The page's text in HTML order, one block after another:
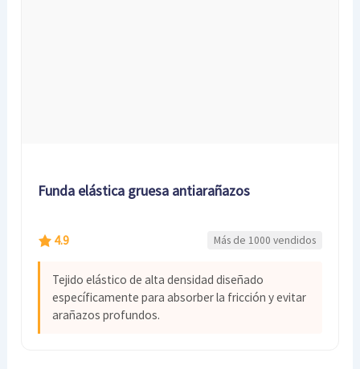
Funda elástica gruesa antiarañazos
4.9 Más de 1000 vendidos
Tejido elástico de alta densidad diseñado
específicamente para absorber la fricción y evitar
arañazos profundos.